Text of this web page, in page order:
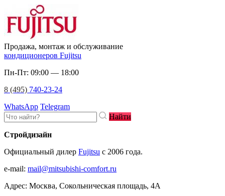
Продажа, монтаж и обслуживание
кондиционеров Fujitsu
Пн-Пт: 09:00 — 18:00
8 (495) 740-23-24
WhatsApp Telegram
Найти
Стройдизайн
Официальный дилер Fujitsu c 2006 года.
e-mail: mail@mitsubishi-comfort.ru
Адрес: Москва, Сокольническая площадь, 4А